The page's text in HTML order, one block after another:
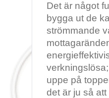
Det är något
bygga ut de
strömmande
uppe på
det är ju så